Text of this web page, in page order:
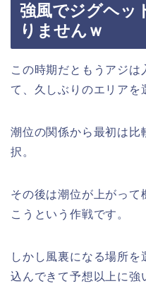
強風でジグヘッ
りませんｗ
この時期だともうアジは
て、久しぶりのエリアを
潮位の関係から最初は比
択。
その後は潮位が上がって
こうという作戦です。
しかし風裏になる場所
込んできて予想以上に強